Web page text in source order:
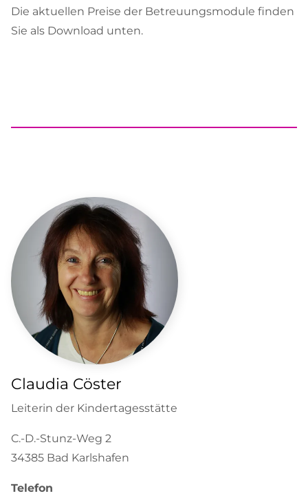
Die aktuellen Preise der Betreuungsmodule finden
Sie als Download unten.
Claudia Cöster
Leiterin der Kindertagesstätte
C.-D.-Stunz-Weg 2
34385 Bad Karlshafen
Telefon